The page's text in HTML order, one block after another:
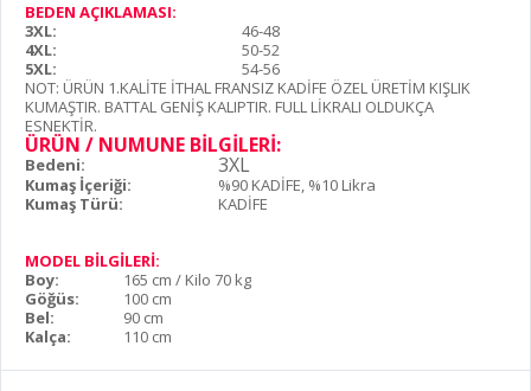
BEDEN AÇIKLAMASI:
3XL:
46-48
4XL:
50-52
5XL:
54-56
NOT: ÜRÜN 1.KALİTE İTHAL FRANSIZ KADİFE ÖZEL ÜRETİM KIŞLIK
KUMAŞTIR. BATTAL GENİŞ KALIPTIR. FULL LİKRALI OLDUKÇA
ESNEKTİR.
ÜRÜN / NUMUNE BİLGİLERİ:
Bedeni: 3XL
Kumaş İçeriği:
%90 KADİFE, %10 Likra
Kumaş Türü:
KADİFE
MODEL BİLGİLERİ:
Boy:
165 cm / Kilo 70 kg
Göğüs:
100 cm
Bel:
90 cm
Kalça:
110 cm